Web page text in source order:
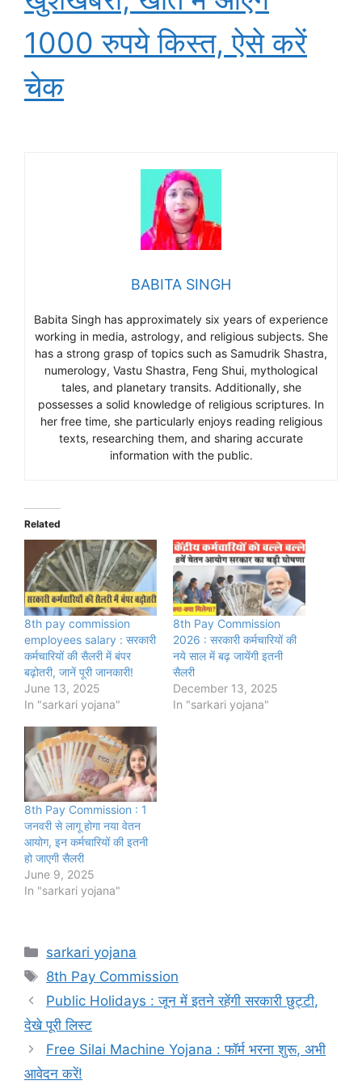
1000 रुपये किस्त, ऐसे करें
चेक
BABITA SINGH
Babita Singh has approximately six years of experience
working in media, astrology, and religious subjects. She
has a strong grasp of topics such as Samudrik Shastra,
numerology, Vastu Shastra, Feng Shui, mythological
tales, and planetary transits. Additionally, she
possesses a solid knowledge of religious scriptures. In
her free time, she particularly enjoys reading religious
texts, researching them, and sharing accurate
information with the public.
Related
8th pay commission
employees salary : सरकारी
कर्मचारियों की सैलरी में बंपर
बढ़ोतरी, जानें पूरी जानकारी!
June 13, 2025
In "sarkari yojana"
8th Pay Commission
2026 : सरकारी कर्मचारियों की
नये साल में बढ़ जायेंगी इतनी
सैलरी
December 13, 2025
In "sarkari yojana"
8th Pay Commission : 1
जनवरी से लागू होगा नया वेतन
आयोग, इन कर्मचारियों की इतनी
हो जाएगी सैलरी
June 9, 2025
In "sarkari yojana"
Categories
sarkari yojana
Tags
8th Pay Commission
Public Holidays : जून में इतने रहेंगी सरकारी छुट्टी,
देखे पूरी लिस्ट
Free Silai Machine Yojana : फॉर्म भरना शुरू, अभी
आवेदन करें!